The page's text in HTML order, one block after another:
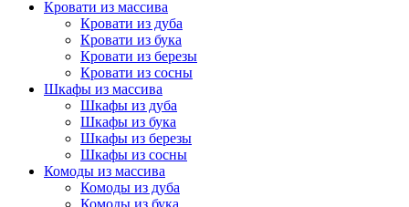
Кровати из массива
Кровати из дуба
Кровати из бука
Кровати из березы
Кровати из сосны
Шкафы из массива
Шкафы из дуба
Шкафы из бука
Шкафы из березы
Шкафы из сосны
Комоды из массива
Комоды из дуба
Комоды из бука